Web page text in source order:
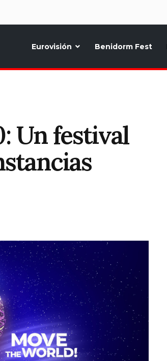
Eurovisión Benidorm Fest
Un festival